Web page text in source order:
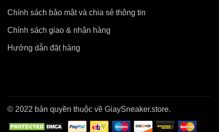
Chính sách bảo mật và chia sẻ thông tin
Chính sách giao & nhận hàng
Hướng dẫn đặt hàng
© 2022 bản quyền thuộc về GiaySneaker.store.